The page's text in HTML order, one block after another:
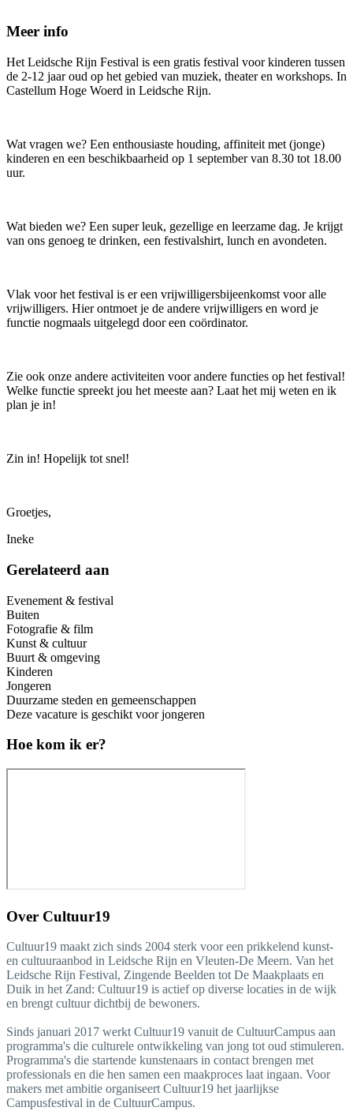
Meer info
Het Leidsche Rijn Festival is een gratis festival voor kinderen tussen
de 2-12 jaar oud op het gebied van muziek, theater en workshops. In
Castellum Hoge Woerd in Leidsche Rijn.
Wat vragen we? Een enthousiaste houding, affiniteit met (jonge)
kinderen en een beschikbaarheid op 1 september van 8.30 tot 18.00
uur.
Wat bieden we? Een super leuk, gezellige en leerzame dag. Je krijgt
van ons genoeg te drinken, een festivalshirt, lunch en avondeten.
Vlak voor het festival is er een vrijwilligersbijeenkomst voor alle
vrijwilligers. Hier ontmoet je de andere vrijwilligers en word je
functie nogmaals uitgelegd door een coördinator.
Zie ook onze andere activiteiten voor andere functies op het festival!
Welke functie spreekt jou het meeste aan? Laat het mij weten en ik
plan je in!
Zin in! Hopelijk tot snel!
Groetjes,
Ineke
Gerelateerd aan
Evenement & festival
Buiten
Fotografie & film
Kunst & cultuur
Buurt & omgeving
Kinderen
Jongeren
Duurzame steden en gemeenschappen
Deze vacature is geschikt voor jongeren
Hoe kom ik er?
Over Cultuur19
Cultuur19 maakt zich sinds 2004 sterk voor een prikkelend kunst-
en cultuuraanbod in Leidsche Rijn en Vleuten-De Meern. Van het
Leidsche Rijn Festival, Zingende Beelden tot De Maakplaats en
Duik in het Zand: Cultuur19 is actief op diverse locaties in de wijk
en brengt cultuur dichtbij de bewoners.
Sinds januari 2017 werkt Cultuur19 vanuit de CultuurCampus aan
programma's die culturele ontwikkeling van jong tot oud stimuleren.
Programma's die startende kunstenaars in contact brengen met
professionals en die hen samen een maakproces laat ingaan. Voor
makers met ambitie organiseert Cultuur19 het jaarlijkse
Campusfestival in de CultuurCampus.